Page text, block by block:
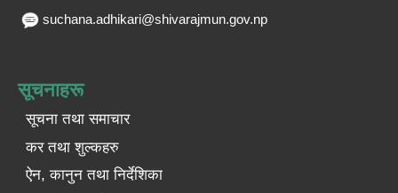
suchana.adhikari@shivarajmun.gov.np
सूचनाहरू
सूचना तथा समाचार
कर तथा शुल्कहरु
ऐन, कानुन तथा निर्देशिका